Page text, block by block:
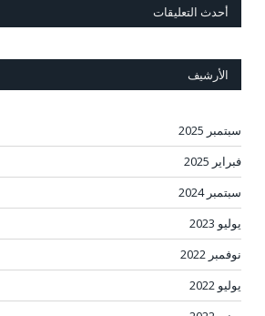
أحدث التعليقات
الأرشيف
سبتمبر 2025
فبراير 2025
سبتمبر 2024
يوليو 2023
نوفمبر 2022
يوليو 2022